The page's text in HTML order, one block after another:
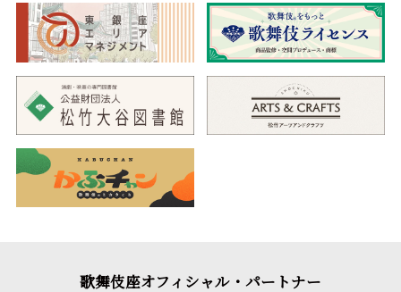
歌舞伎座オフィシャル・パートナー